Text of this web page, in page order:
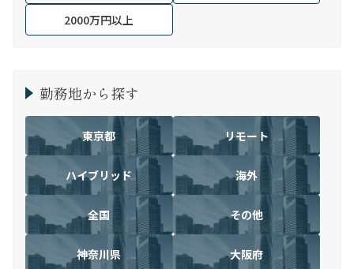
2000万円以上
勤務地から探す
東京都 リモート
ハイブリッド 海外
全国 その他
神奈川県 大阪府